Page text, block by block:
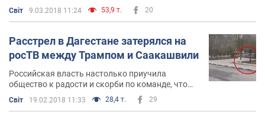
Світ 9.03.2018 11:24 53,9 т. 20
Расстрел в Дагестане затерялся на
росТВ между Трампом и Саакашвили
Российская власть настолько приучила
общество к радости и скорби по команде, что
пока на табло не появится надпись "смеяться"
или "скорбеть", никакой реакции не произойдёт
Світ 19.02.2018 11:33 28,4 т. 29